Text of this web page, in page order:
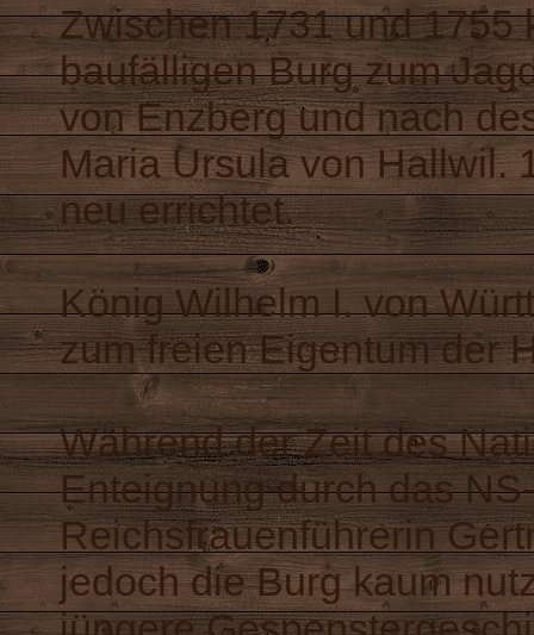
Zwischen 1731 und 1755
baufälligen Burg zum
von Enzberg und nach
Maria Ursula von Hallwil.
neu errichtet.
König Wilhelm I. von
zum freien Eigentum der
Während der Zeit des
Enteignung durch das
Reichsfrauenführerin
jedoch die Burg kaum